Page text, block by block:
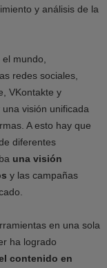
y análisis de la
mundo,
redes sociales,
VKontakte y
visión unificada
A esto hay que
diferentes
una visión
y las campañas
en una sola
ha logrado
contenido en